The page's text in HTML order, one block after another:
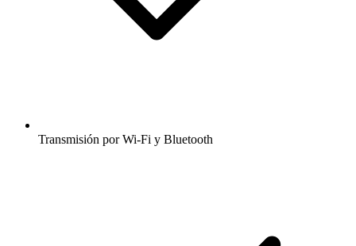
Transmisión por Wi-Fi y Bluetooth